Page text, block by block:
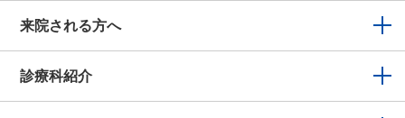
来院される方へ
診療科紹介